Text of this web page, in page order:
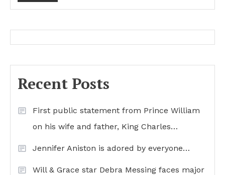
Recent Posts
First public statement from Prince William
on his wife and father, King Charles…
Jennifer Aniston is adored by everyone…
Will & Grace star Debra Messing faces major